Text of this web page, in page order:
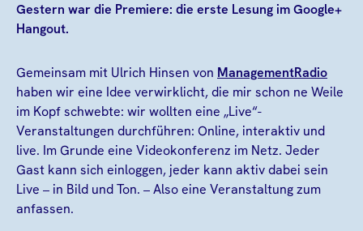
Gestern war die Premiere: die erste Lesung im Google+
Hangout.
Gemeinsam mit Ulrich Hinsen von ManagementRadio
haben wir eine Idee verwirklicht, die mir schon ne Weile
im Kopf schwebte: wir wollten eine „Live“-
Veranstaltungen durchführen: Online, interaktiv und
live. Im Grunde eine Videokonferenz im Netz. Jeder
Gast kann sich einloggen, jeder kann aktiv dabei sein
Live – in Bild und Ton. – Also eine Veranstaltung zum
anfassen.